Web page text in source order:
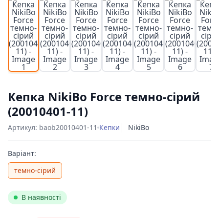
Кепка NikiBo Force темно-сірий
(20010401-11)
Артикул: baob20010401-11 Кепки NikiBo
Варіант:
темно-сірий
В наявності